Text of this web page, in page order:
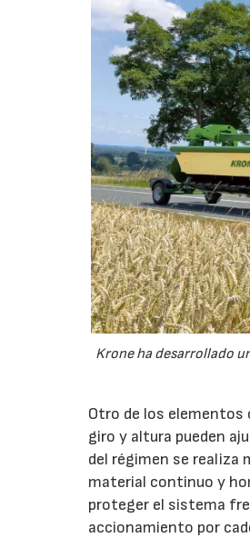
Krone ha desarrollado
Otro de los elementos
giro y altura pueden
del régimen se realiza
material continuo y
proteger el sistema
accionamiento por